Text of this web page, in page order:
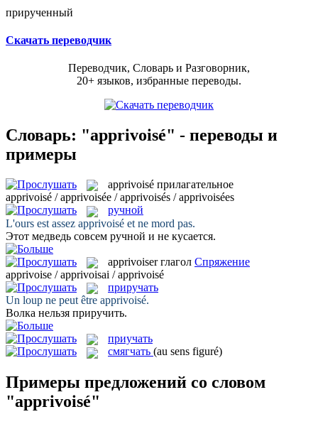
прирученный
Скачать переводчик
Переводчик, Словарь и Разговорник,
20+ языков, избранные переводы.
Словарь: "apprivoisé" - переводы и
примеры
apprivoisé прилагательное
apprivoisé / apprivoisée / apprivoisés / apprivoisées
ручной
L'ours est assez apprivoisé et ne mord pas.
Этот медведь совсем ручной и не кусается.
apprivoiser глагол Спряжение
apprivoise / apprivoisai / apprivoisé
приручать
Un loup ne peut être apprivoisé.
Волка нельзя приручить.
приучать
смягчать (au sens figuré)
Примеры предложений со словом
"apprivoisé"